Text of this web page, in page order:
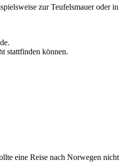
zur Teufelsmauer oder in
stattfinden können.
eine Reise nach Norwegen nicht